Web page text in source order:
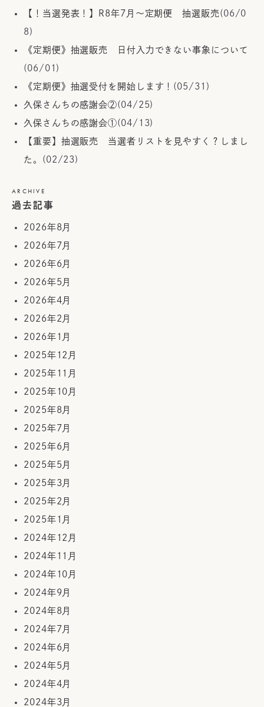
【！当選発表！】R8年7月～定期便 抽選販売(06/0
8)
《定期便》抽選販売 日付入力できない事象について
(06/01)
《定期便》抽選受付を開始します！ (05/31)
久保さんちの感謝会②(04/25)
久保さんちの感謝会①(04/13)
【重要】抽選販売 当選者リストを見やすく？しまし
た。 (02/23)
ARCHIVE
過去記事
2026年8月
2026年7月
2026年6月
2026年5月
2026年4月
2026年2月
2026年1月
2025年12月
2025年11月
2025年10月
2025年8月
2025年7月
2025年6月
2025年5月
2025年3月
2025年2月
2025年1月
2024年12月
2024年11月
2024年10月
2024年9月
2024年8月
2024年7月
2024年6月
2024年5月
2024年4月
2024年3月